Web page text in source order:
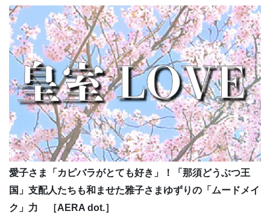
愛子さま「カピバラがとても好き」！「那須どうぶつ王
国」支配人たちも和ませた雅子さまゆずりの「ムードメイ
ク」力 ［AERA dot.］